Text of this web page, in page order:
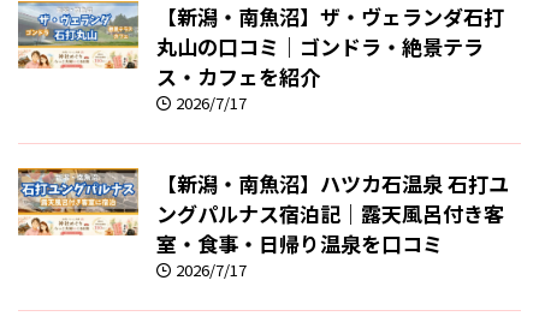
【新潟・南魚沼】ザ・ヴェランダ石打
丸山の口コミ｜ゴンドラ・絶景テラ
ス・カフェを紹介
2026/7/17
【新潟・南魚沼】ハツカ石温泉 石打ユ
ングパルナス宿泊記｜露天風呂付き客
室・食事・日帰り温泉を口コミ
2026/7/17